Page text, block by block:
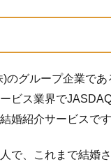
のグループ企業で
ビス業界で
婚紹介サービスです
で、これまで結婚